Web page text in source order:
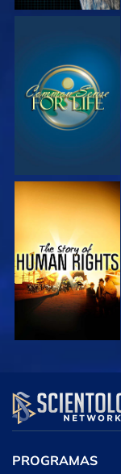
VE
VE
VE
PROGRAMAS